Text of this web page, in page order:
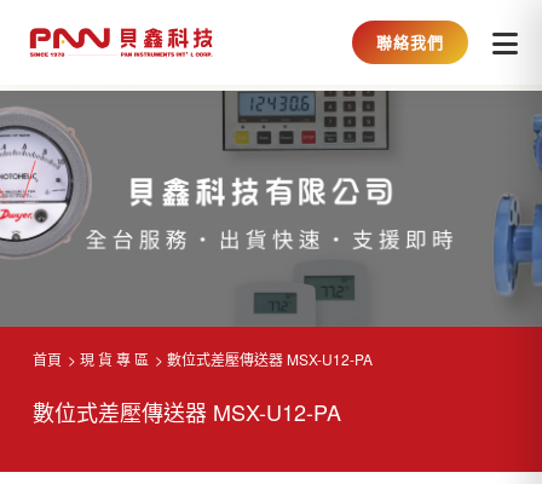
聯絡我們
首頁 現 貨 專 區 數位式差壓傳送器 MSX-U12-PA
數位式差壓傳送器 MSX-U12-PA